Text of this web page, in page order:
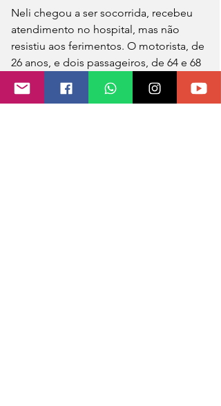
Neli chegou a ser socorrida, recebeu
atendimento no hospital, mas não
resistiu aos ferimentos. O motorista, de
26 anos, e dois passageiros, de 64 e 68
outro carro, de 24 anos, também